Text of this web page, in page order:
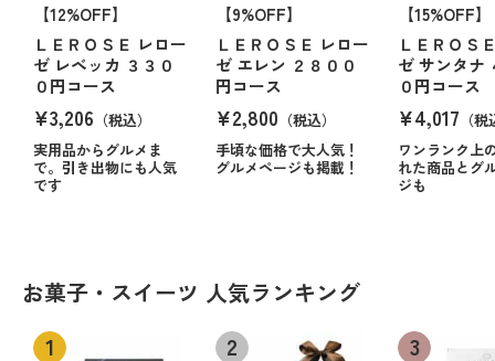
【12%OFF】
ＬＥＲＯＳＥ レロー
ゼ レベッカ ３３０
０円コース
¥3,206 （税込）
実用品からグルメま
で。引き出物にも人気
です
【9%OFF】
ＬＥＲＯＳＥ レロー
ゼ エレン ２８００
円コース
¥2,800 （税込）
手頃な価格で大人気！
グルメページも掲載！
【15%OFF】
ＬＥＲＯＳ
ゼ サンタナ
０円コース
¥4,017 （
ワンランク上
れた商品とグ
ジも
お菓子・スイーツ 人気ランキング